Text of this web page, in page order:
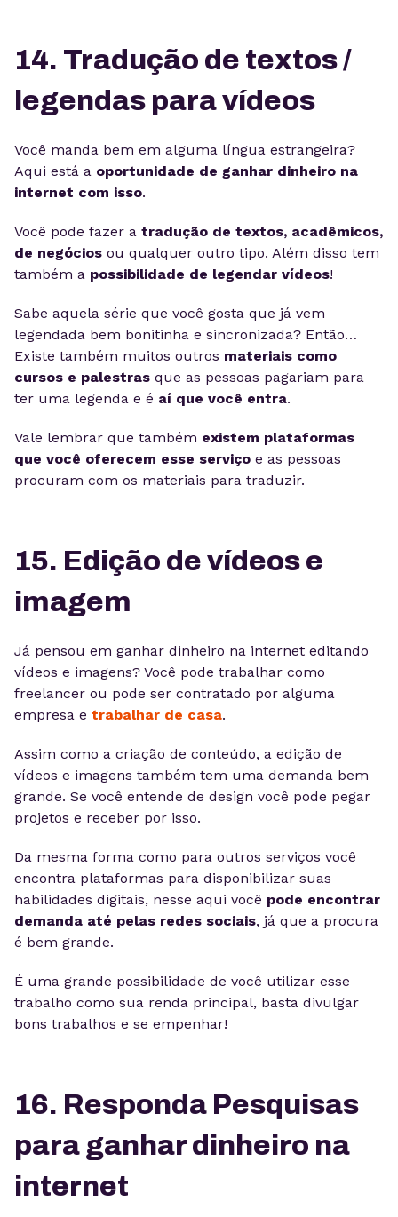
14. Tradução de textos /
legendas para vídeos
Você manda bem em alguma língua estrangeira?
Aqui está a oportunidade de ganhar dinheiro na
internet com isso.
Você pode fazer a tradução de textos, acadêmicos,
de negócios ou qualquer outro tipo. Além disso tem
também a possibilidade de legendar vídeos!
Sabe aquela série que você gosta que já vem
legendada bem bonitinha e sincronizada? Então…
Existe também muitos outros materiais como
cursos e palestras que as pessoas pagariam para
ter uma legenda e é aí que você entra.
Vale lembrar que também existem plataformas
que você oferecem esse serviço e as pessoas
procuram com os materiais para traduzir.
15. Edição de vídeos e
imagem
Já pensou em ganhar dinheiro na internet editando
vídeos e imagens? Você pode trabalhar como
freelancer ou pode ser contratado por alguma
empresa e trabalhar de casa.
Assim como a criação de conteúdo, a edição de
vídeos e imagens também tem uma demanda bem
grande. Se você entende de design você pode pegar
projetos e receber por isso.
Da mesma forma como para outros serviços você
encontra plataformas para disponibilizar suas
habilidades digitais, nesse aqui você pode encontrar
demanda até pelas redes sociais, já que a procura
é bem grande.
É uma grande possibilidade de você utilizar esse
trabalho como sua renda principal, basta divulgar
bons trabalhos e se empenhar!
16. Responda Pesquisas
para ganhar dinheiro na
internet